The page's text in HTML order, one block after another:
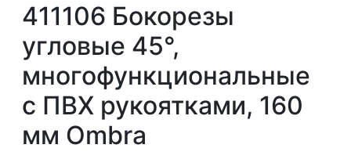
411106 Бокорезы
угловые 45°,
многофункциональные
с ПВХ рукоятками, 160
мм Ombra